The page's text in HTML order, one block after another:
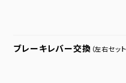
ブレーキレバー交換 （左右セット